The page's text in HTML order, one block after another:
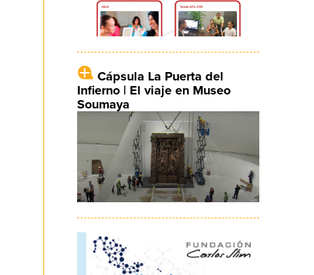
Cápsula La Puerta del
Infierno | El viaje en Museo
Soumaya